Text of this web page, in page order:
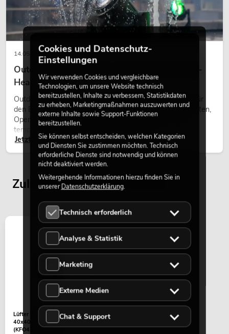
PSSO PA Set PRO S MK2
No. 20000456Artikel nicht mehr verfügbar
PSSO PA Set PRO M MK2
No. 20000457Artikel nicht mehr verfügbar
14.05.2026
Outdoor Moving-Heads: Wetterfeste Moving-
Heads bei Events
Outdoor Moving-Heads sind bewegliche Scheinwerfer für
den Einsatz im Freien. Sie werden bei Festivals, Stadtfesten,
Open-Air-Konzerten, Architekturinszenierungen und
temporären Außeninstallationen eingesetzt.
Jetzt lesen
Zuletzt angesehene Artikel
Lüfter 24V/0,07A
40x40x20mm
(KFO420S2MR-R)
Cookies und Datenschutz-
Einstellungen
Wir verwenden Cookies und vergleichbare
Technologien, um unsere Website technisch
bereitzustellen, Inhalte zu verbessern, Statistikdaten
zu erheben, Marketingmaßnahmen auszuwerten und
externe Inhalte sowie Support-Funktionen
bereitzustellen.
Sie können selbst entscheiden, welchen Kategorien
und Diensten Sie zustimmen möchten. Technisch
erforderliche Dienste sind notwendig und können
nicht deaktiviert werden.
Weitergehende Informationen hierzu finden Sie in
unsererDatenschutzerklärung.
Technisch erforderlich
Analyse & Statistik
Marketing
Externe Medien
Chat & Support